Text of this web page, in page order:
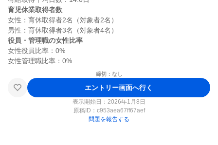
育児休業取得者数
女性：育休取得者2名（対象者2名）
役員・管理職の女性比率
女性役員比率：0%
締切：なし
エントリー画面へ行く
表示開始日：2026年1月8日
原稿ID： c953aea67ff67aef
問題を報告する